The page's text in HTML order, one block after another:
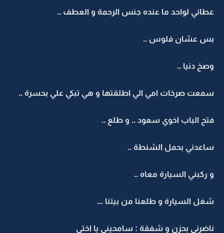
عطاني لواحد ما عنده جنس الرحمة و العطف ..
بس عشان فلوس ..
وصخ دنيا ..
سمعت صرخات امي الي اطلقتها و هي تبكي علي بحسرة ..
فتح الباب اخوي سعود .. و طلع ..
ساعدني بحمل الشنطة ..
و ركبني السيارة معاه ..
شغل السيارة و طلعنا من بيتنا ...
ناضرني بحزن و شفقة : سامحيني يا اختي